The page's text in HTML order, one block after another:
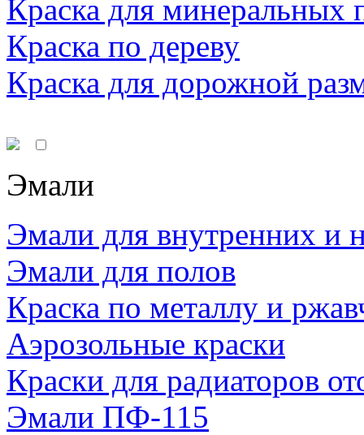
Краска для минеральных
Краска по дереву
Краска для дорожной
Эмали
Эмали для внутренних и
Эмали для полов
Краска по металлу и
Аэрозольные краски
Краски для радиаторов
Эмали ПФ-115